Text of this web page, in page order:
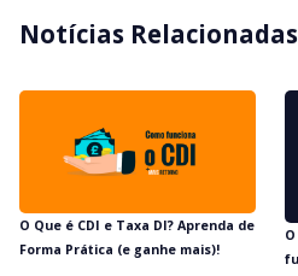
Notícias Relacionadas
O Que é CDI e Taxa DI? Aprenda de
Forma Prática (e ganhe mais)!